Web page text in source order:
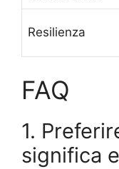
Resilienza
FAQ
1.
significa